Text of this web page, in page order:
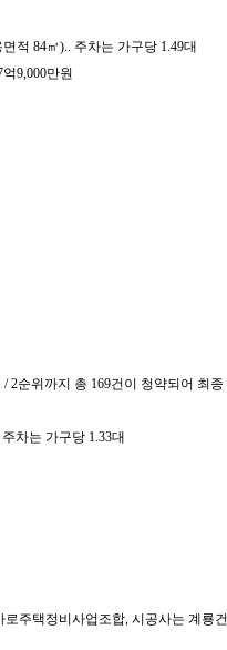
적 84㎡).. 주차는 가구당 1.49대
9,000만원
위까지 총 169건이 청약되어 최
차는 가구당 1.33대
주택정비사업조합, 시공사는 계룡